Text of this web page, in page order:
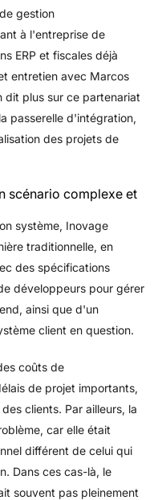
gestion
à l'entreprise de
ERP et fiscales déjà
entretien avec Marcos
dit plus sur ce partenariat
passerelle d'intégration,
des projets de
scénario complexe et
système, Inovage
traditionnelle, en
des spécifications
développeurs pour gérer
ainsi que d'un
client en question.
coûts de
de projet importants,
clients. Par ailleurs, la
car elle était
différent de celui qui
Dans ces cas-là, le
souvent pas pleinement